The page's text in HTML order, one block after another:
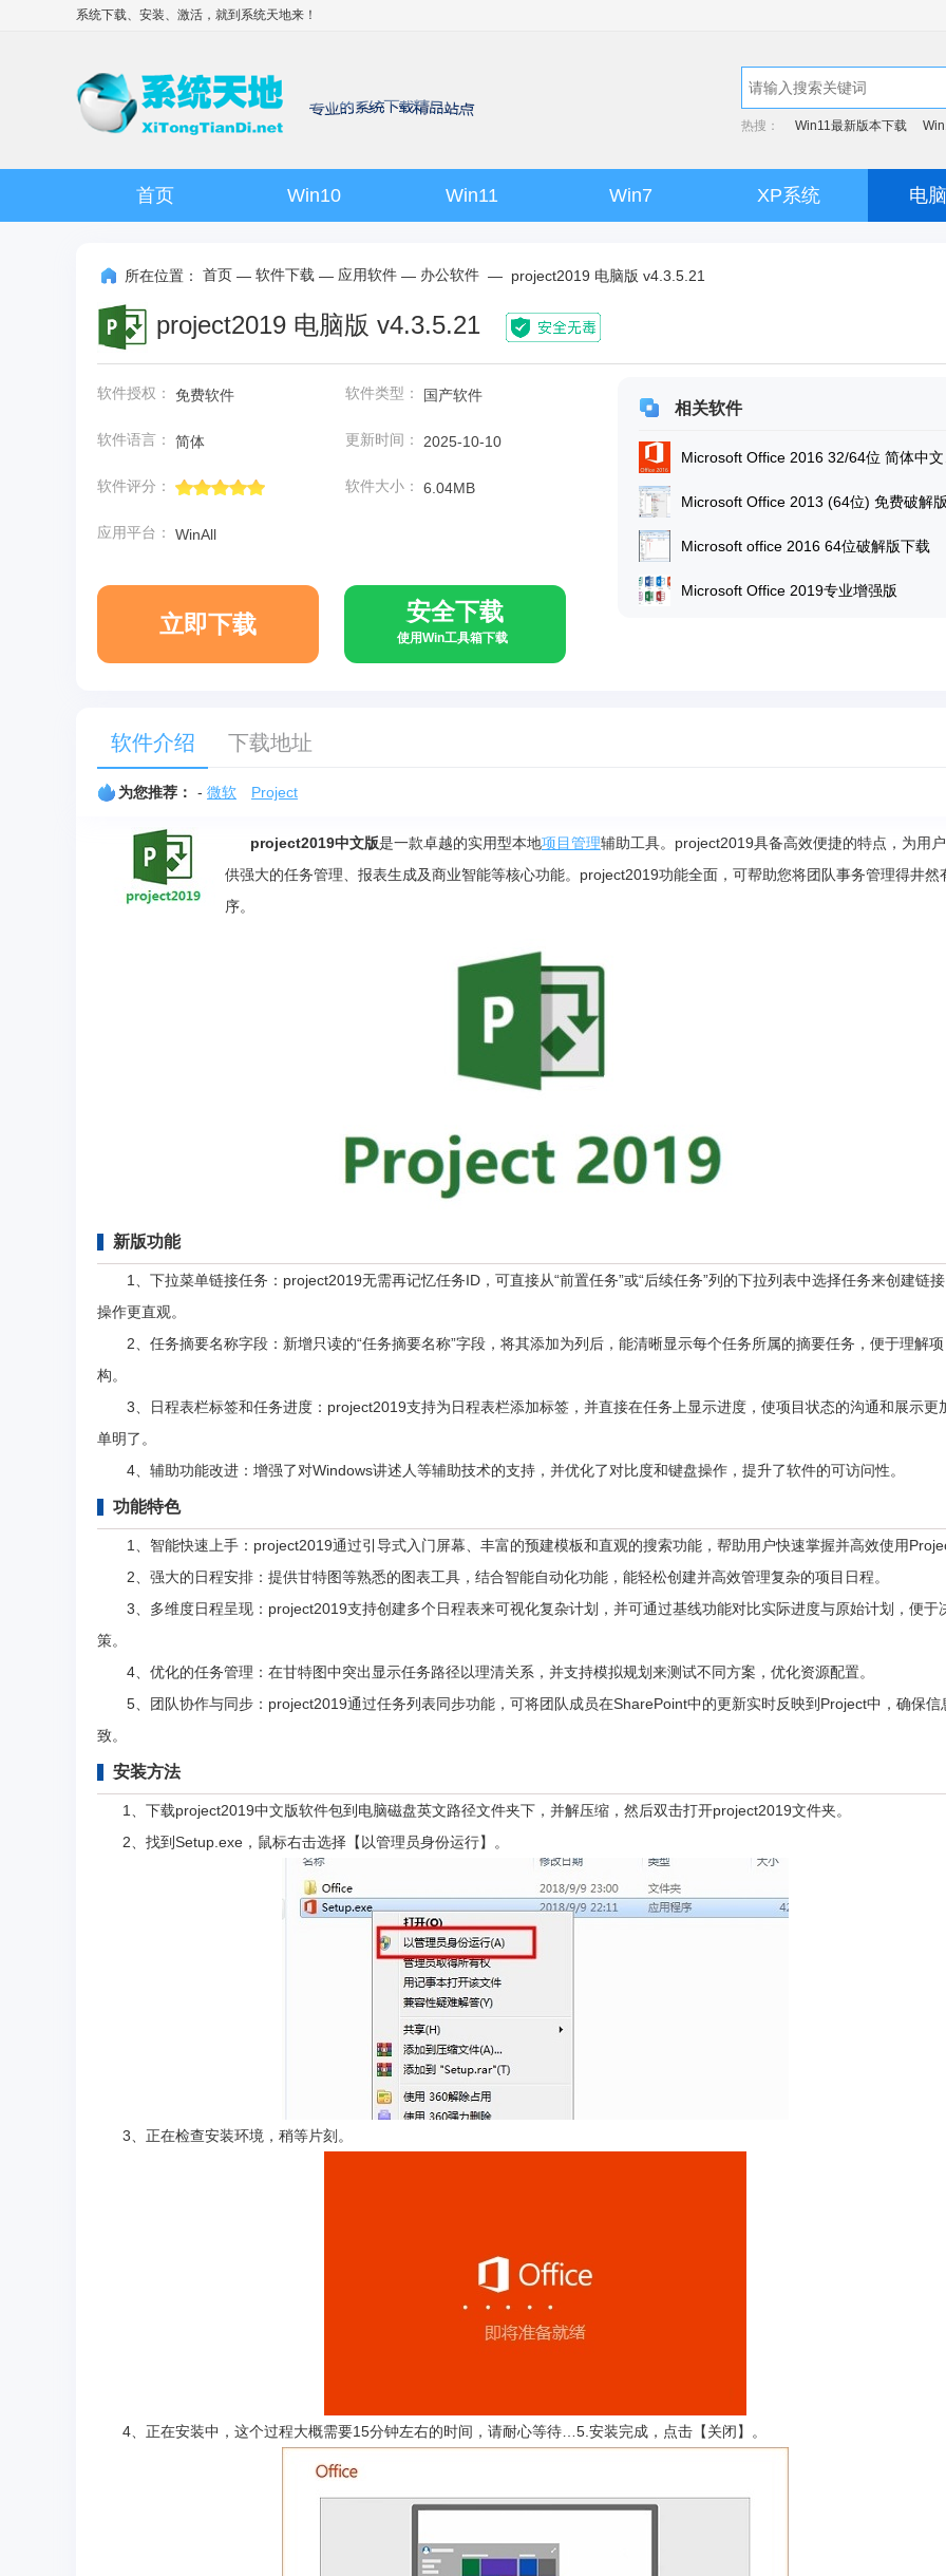
系统下载、安装、激活，就到 系统天地来！
热搜： Win11最新版本下载
首页 Win10 Win11 Win7 XP系统 电
所在位置： 首页 — 软件下载 — 应用软件 — 办公软件 — project2019 电脑版 v4.3.5.21
project2019 电脑版 v4.3.5.21
软件授权： 免费软件 软件类型： 国产软件
软件语言： 简体 更新时间： 2025-10-10
软件评分： 软件大小： 6.04MB
应用平台： WinAll
立即下载 安全下载
使用Win工具箱下载
相关软件
Microsoft Office 2013 (64位) 免费破解
Microsoft office 2016 64位破解版下载
Microsoft Office 2019专业增强版
软件介绍 下载地址
为您推荐： - 微软 Project
project2019中文版是一款卓越的实用型本地项目管理辅助工具。project2019具备高效便捷的特点，为用
供强大的任务管理、报表生成及商业智能等核心功能。project2019功能全面，可帮助您将团队事务管理得井然
序。
新版功能
1、下拉菜单链接任务：project2019无需再记忆任务ID，可直接从“前置任务”或“后续任务”列的下拉列表中选择任务来创建链
操作更直观。
2、任务摘要名称字段：新增只读的“任务摘要名称”字段，将其添加为列后，能清晰显示每个任务所属的摘要任务，便于理解
构。
3、日程表栏标签和任务进度：project2019支持为日程表栏添加标签，并直接在任务上显示进度，使项目状态的沟通和展示更
单明了。
4、辅助功能改进：增强了对Windows讲述人等辅助技术的支持，并优化了对比度和键盘操作，提升了软件的可访问性。
功能特色
1、智能快速上手：project2019通过引导式入门屏幕、丰富的预建模板和直观的搜索功能，帮助用户快速掌握并高效使用
2、强大的日程安排：提供甘特图等熟悉的图表工具，结合智能自动化功能，能轻松创建并高效管理复杂的项目日程。
3、多维度日程呈现：project2019支持创建多个日程表来可视化复杂计划，并可通过基线功能对比实际进度与原始计划，便于
策。
4、优化的任务管理：在甘特图中突出显示任务路径以理清关系，并支持模拟规划来测试不同方案，优化资源配置。
5、团队协作与同步：project2019通过任务列表同步功能，可将团队成员在SharePoint中的更新实时反映到Project中，确保信
致。
安装方法
1、下载project2019中文版软件包到电脑磁盘英文路径文件夹下，并解压缩，然后双击打开project2019文件夹。
2、找到Setup.exe，鼠标右击选择【以管理员身份运行】。
3、正在检查安装环境，稍等片刻。
4、正在安装中，这个过程大概需要15分钟左右的时间，请耐心等待…5.安装完成，点击【关闭】。